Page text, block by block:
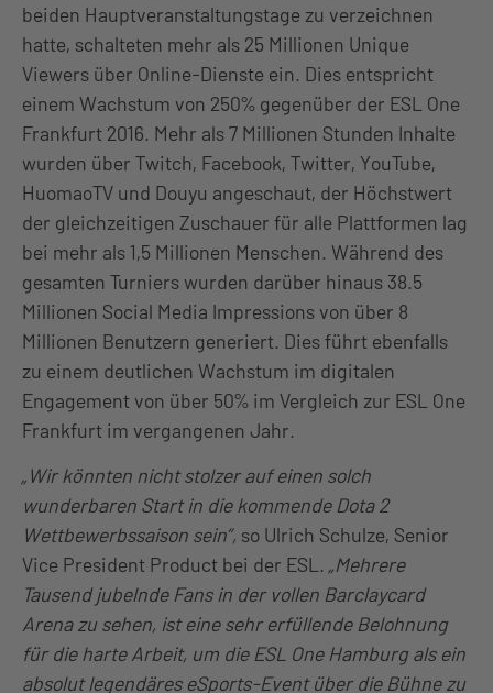
beiden Hauptveranstaltungstage zu verzeichnen
hatte, schalteten mehr als 25 Millionen Unique
Viewers über Online-Dienste ein. Dies entspricht
einem Wachstum von 250% gegenüber der ESL One
Frankfurt 2016. Mehr als 7 Millionen Stunden Inhalte
wurden über Twitch, Facebook, Twitter, YouTube,
HuomaoTV und Douyu angeschaut, der Höchstwert
der gleichzeitigen Zuschauer für alle Plattformen lag
bei mehr als 1,5 Millionen Menschen. Während des
gesamten Turniers wurden darüber hinaus 38.5
Millionen Social Media Impressions von über 8
Millionen Benutzern generiert. Dies führt ebenfalls
zu einem deutlichen Wachstum im digitalen
Engagement von über 50% im Vergleich zur ESL One
Frankfurt im vergangenen Jahr.
„Wir könnten nicht stolzer auf einen solch
wunderbaren Start in die kommende Dota 2
Wettbewerbssaison sein”, so Ulrich Schulze, Senior
Vice President Product bei der ESL. „Mehrere
Tausend jubelnde Fans in der vollen Barclaycard
Arena zu sehen, ist eine sehr erfüllende Belohnung
für die harte Arbeit, um die ESL One Hamburg als ein
absolut legendäres eSports-Event über die Bühne zu